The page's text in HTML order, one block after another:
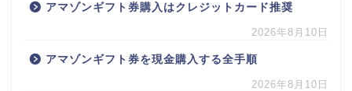
アマゾンギフト券購入はクレジットカード推奨
2026年8月10日
アマゾンギフト券を現金購入する全手順
2026年8月10日